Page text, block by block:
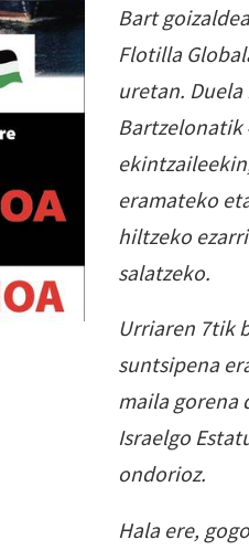
Bart
Flotilla
uretan.
Bartzelonatik
eramateko
hiltzeko
salatzeko.
Urriaren 7tik
suntsipena
maila gorena
Israelgo
ondorioz.
Hala ere,